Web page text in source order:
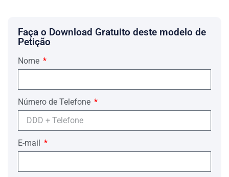
05. No tocante ao tema em relevo,
vejamos as lições de Fredie Didier
Júnior:
“ O art. 362, CPC, prevê, contudo, a
em três hipóteses: i) por convenção das
partes; ii) pela ausência de sujeitos do
processo que necessariamente deveriam
fazer parte da ausência – nesse caso, é
preciso que haja motivo justificado para
o adiamento, comprovado até a abertura
da audiência (art. 362, § 1º, CPC) … “.
(DIDIER JÚNIOR, Fredie. Curso de
Reescrito com base no NOVO CPC. 10ª
Faça o Download Gratuito deste modelo de
Petição
Nome
Número de Telefone
E-mail